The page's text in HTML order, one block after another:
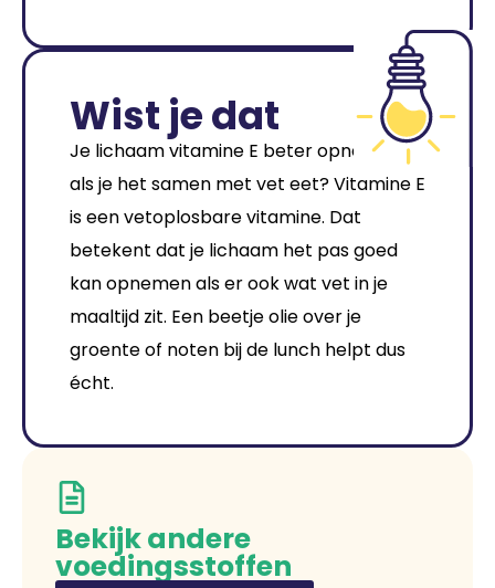
Wist je dat
Je lichaam vitamine E beter opneemt
als je het samen met vet eet? Vitamine E
is een vetoplosbare vitamine. Dat
betekent dat je lichaam het pas goed
kan opnemen als er ook wat vet in je
maaltijd zit. Een beetje olie over je
groente of noten bij de lunch helpt dus
écht.
Bekijk andere
voedingsstoffen